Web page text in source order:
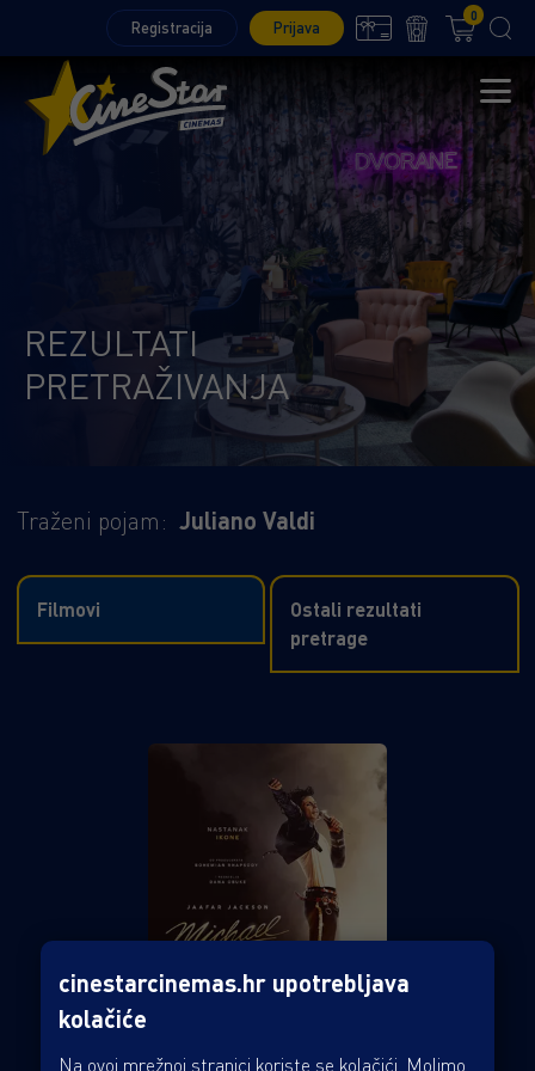
Registracija Prijava
0
REZULTATI
PRETRAŽIVANJA
Traženi pojam: Juliano Valdi
Filmovi
Ostali rezultati
pretrage
cinestarcinemas.hr upotrebljava
kolačiće
Na ovoj mrežnoj stranici koriste se kolačići. Molimo